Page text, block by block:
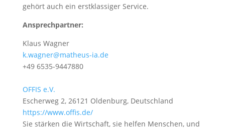
gehört auch ein erstklassiger Service.
Ansprechpartner:
Klaus Wagner
k.wagner@matheus-ia.de
+49 6535-9447880
OFFIS e.V.
Escherweg 2, 26121 Oldenburg, Deutschland
https://www.offis.de/
Sie stärken die Wirtschaft, sie helfen Menschen, und